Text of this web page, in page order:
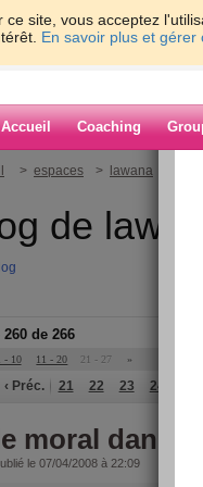
site, vous acceptez
En savoir plus et gérer
Accueil Coaching
> espaces > lawana
de
260 de 266
- 10 11 - 20 21 - 27 »
‹ Préc. 21 22 23 24
moral dans
le 07/04/2008 à 22:09